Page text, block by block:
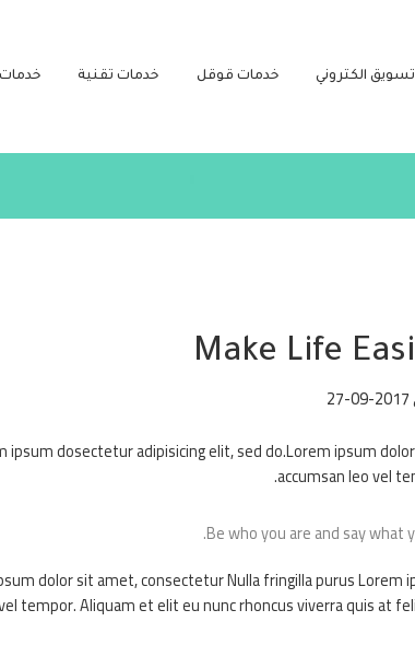
تسويق الكتروني خدمات قوقل خدمات تقنية
Make Life
2017-09-27
ipsum dosectetur adipisicing elit, sed do.Lorem ipsum
accumsan leo vel
Be who you are and say
dolor sit amet, consectetur Nulla fringilla purus
tempor. Aliquam et elit eu nunc rhoncus viverra quis at